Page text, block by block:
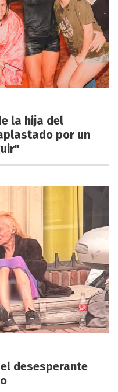
la hija del
por un
desesperante